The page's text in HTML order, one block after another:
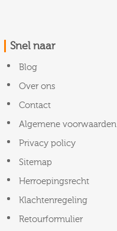
Snel naar
Blog
Over ons
Contact
Algemene voorwaarden
Privacy policy
Sitemap
Herroepingsrecht
Klachtenregeling
Retourformulier